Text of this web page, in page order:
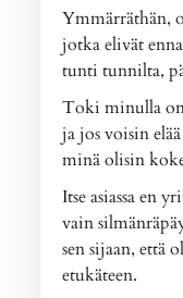
Ymmärräthän,
jotka elivät
tunti tunnilta,
Toki minulla
ja jos voisin
minä olisin
Itse asiassa en
vain
sen sijaan, että
etukäteen.